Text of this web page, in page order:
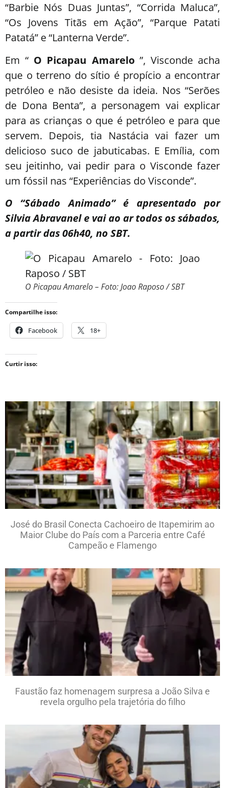
“Barbie Nós Duas Juntas”, “Corrida Maluca”,
“Os Jovens Titãs em Ação”, “Parque Patati
Patatá” e “Lanterna Verde”.
Em “ O Picapau Amarelo”, Visconde acha
que o terreno do sítio é propício a encontrar
petróleo e não desiste da ideia. Nos “Serões
de Dona Benta”, a personagem vai explicar
para as crianças o que é petróleo e para que
servem. Depois, tia Nastácia vai fazer um
delicioso suco de jabuticabas. E Emília, com
seu jeitinho, vai pedir para o Visconde fazer
um fóssil nas “Experiências do Visconde”.
O “Sábado Animado” é apresentado por
Silvia Abravanel e vai ao ar todos os sábados,
a partir das 06h40, no SBT.
O Picapau Amarelo – Foto: Joao Raposo / SBT
Compartilhe isso:
Facebook 18+
Curtir isso:
José do Brasil Conecta Cachoeiro de Itapemirim ao
Maior Clube do País com a Parceria entre Café
Campeão e Flamengo
Faustão faz homenagem surpresa a João Silva e
revela orgulho pela trajetória do filho